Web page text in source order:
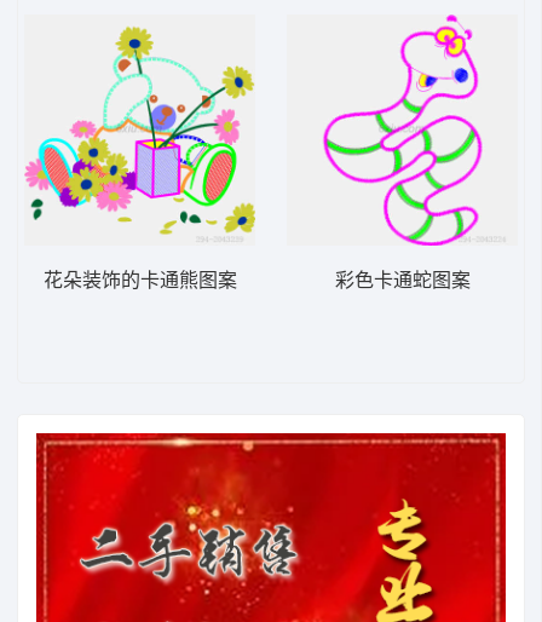
花朵装饰的卡通熊图案 彩色卡通蛇图案